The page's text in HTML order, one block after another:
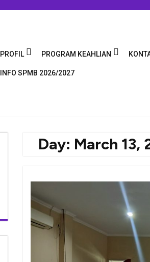
PROFIL PROGRAM KEAHLIAN
INFO SPMB 2026/2027
Day: March 13,